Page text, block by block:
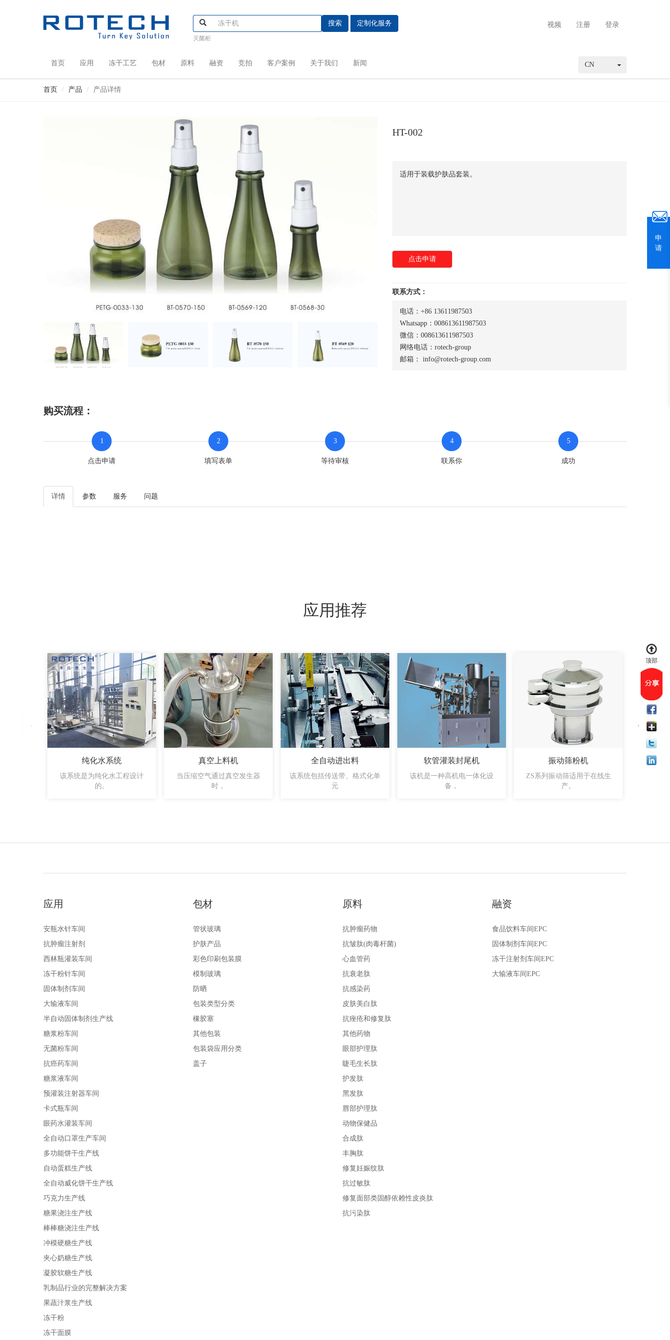
搜索 定制化服务
灭菌柜
视频 注册 登录
首页 应用 冻干工艺 包材 原料 融资 竞拍 客户案例 关于我们 新闻 CN
首页 产品 产品详情
HT-002
适用于装载护肤品套装。
点击申请
联系方式：
电话：+86 13611987503
Whatsapp：008613611987503
微信：008613611987503
网络电话：rotech-group
邮箱： info@rotech-group.com
购买流程：
1
点击申请
2
填写表单
3
等待审核
4
联系你
5
成功
详情 参数 服务 问题
应用推荐
纯化水系统
该系统是为纯化水工程设计
的。
真空上料机
当压缩空气通过真空发生器
时，
全自动进出料
该系统包括传送带、格式化单
元
软管灌装封尾机
该机是一种高机电一体化设
备，
振动筛粉机
ZS系列振动筛适用于在线生
产。
顶部
应用
安瓶水针车间
抗肿瘤注射剂
西林瓶灌装车间
冻干粉针车间
固体制剂车间
大输液车间
半自动固体制剂生产线
糖浆粉车间
无菌粉车间
抗癌药车间
糖浆液车间
预灌装注射器车间
卡式瓶车间
眼药水灌装车间
全自动口罩生产车间
多功能饼干生产线
自动蛋糕生产线
全自动威化饼干生产线
巧克力生产线
糖果浇注生产线
棒棒糖浇注生产线
冲模硬糖生产线
夹心奶糖生产线
凝胶软糖生产线
乳制品行业的完整解决方案
果蔬汁浆生产线
冻干粉
冻干面膜
包材
管状玻璃
护肤产品
彩色印刷包装膜
模制玻璃
防晒
包装类型分类
橡胶塞
其他包装
包装袋应用分类
盖子
原料
抗肿瘤药物
抗皱肽(肉毒杆菌)
心血管药
抗衰老肽
抗感染药
皮肤美白肽
抗痤疮和修复肽
其他药物
眼部护理肽
睫毛生长肽
护发肽
黑发肽
唇部护理肽
动物保健品
合成肽
丰胸肽
修复妊娠纹肽
抗过敏肽
修复面部类固醇依赖性皮炎肽
抗污染肽
融资
食品饮料车间EPC
固体制剂车间EPC
冻干注射剂车间EPC
大输液车间EPC
申
请